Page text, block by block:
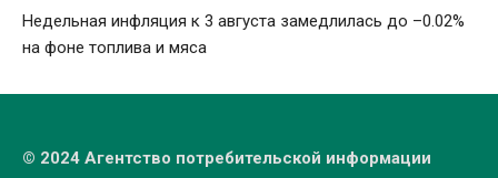
Недельная инфляция к 3 августа замедлилась до –0.02%
на фоне топлива и мяса
© 2024 Агентство потребительской информации